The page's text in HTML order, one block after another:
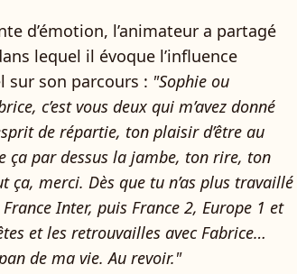
d’émotion, l’animateur a partagé
lequel il évoque l’influence
sur son parcours : "Sophie ou
c’est vous deux qui m’avez donné
de répartie, ton plaisir d’être au
ça par dessus la jambe, ton rire, ton
merci. Dès que tu n’as plus travaillé
Inter, puis France 2, Europe 1 et
et les retrouvailles avec Fabrice…
de ma vie. Au revoir."